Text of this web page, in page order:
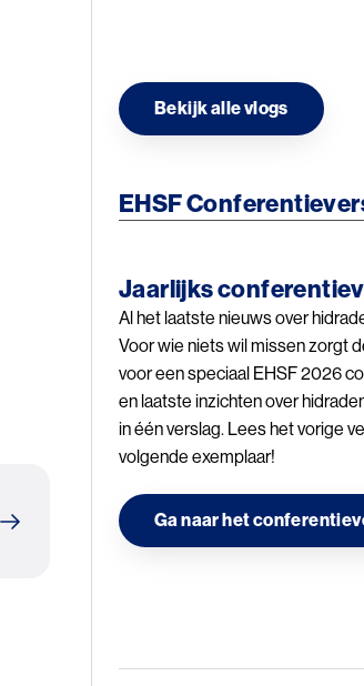
Bekijk alle vlogs
EHSF
Jaarlijks
Al het laatste nieuws over
Voor wie niets wil missen zorgt
voor een speciaal EHSF 2026
en laatste inzichten over
in één verslag. Lees het vorige
volgende exemplaar!
Ga naar het